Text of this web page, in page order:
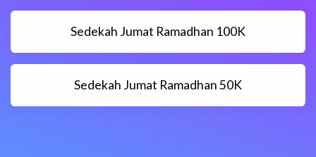
Sedekah Jumat Ramadhan 100K
Sedekah Jumat Ramadhan 50K